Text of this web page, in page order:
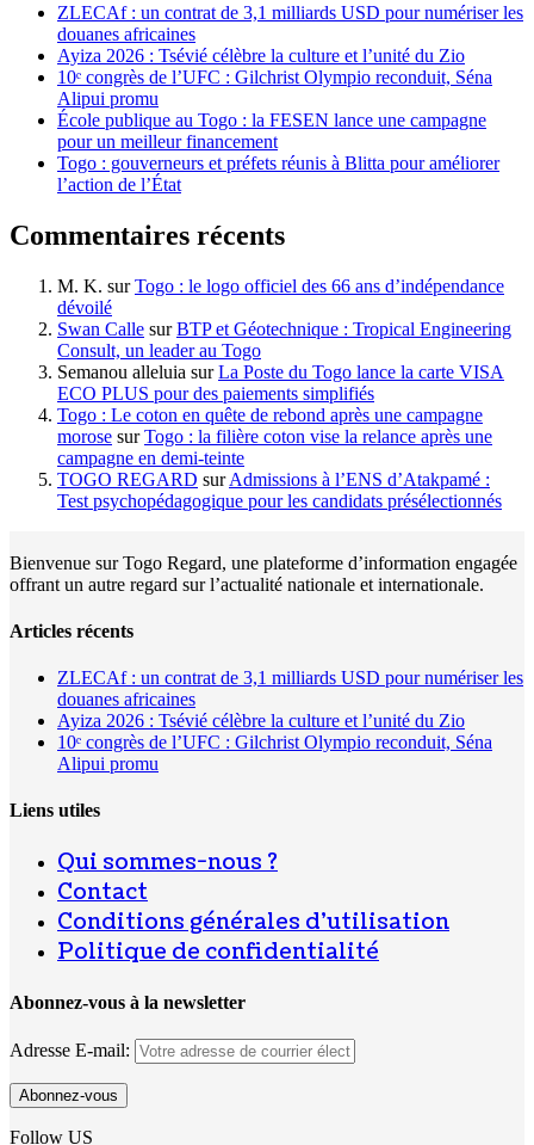
ZLECAf : un contrat de 3,1 milliards USD pour numériser les
douanes africaines
Ayiza 2026 : Tsévié célèbre la culture et l’unité du Zio
10ᵉ congrès de l’UFC : Gilchrist Olympio reconduit, Séna
Alipui promu
École publique au Togo : la FESEN lance une campagne
pour un meilleur financement
Togo : gouverneurs et préfets réunis à Blitta pour améliorer
l’action de l’État
Commentaires récents
M. K. surTogo : le logo officiel des 66 ans d’indépendance
dévoilé
Swan Calle surBTP et Géotechnique : Tropical Engineering
Consult, un leader au Togo
Semanou alleluia surLa Poste du Togo lance la carte VISA
ECO PLUS pour des paiements simplifiés
Togo : Le coton en quête de rebond après une campagne
morose surTogo : la filière coton vise la relance après une
campagne en demi-teinte
TOGO REGARD surAdmissions à l’ENS d’Atakpamé :
Test psychopédagogique pour les candidats présélectionnés
Bienvenue sur Togo Regard, une plateforme d’information engagée
offrant un autre regard sur l’actualité nationale et internationale.
Articles récents
ZLECAf : un contrat de 3,1 milliards USD pour numériser les
douanes africaines
Ayiza 2026 : Tsévié célèbre la culture et l’unité du Zio
10ᵉ congrès de l’UFC : Gilchrist Olympio reconduit, Séna
Alipui promu
Liens utiles
Qui sommes-nous ?
Contact
Conditions générales d’utilisation
Politique de confidentialité
Abonnez-vous à la newsletter
Adresse E-mail:
Follow US